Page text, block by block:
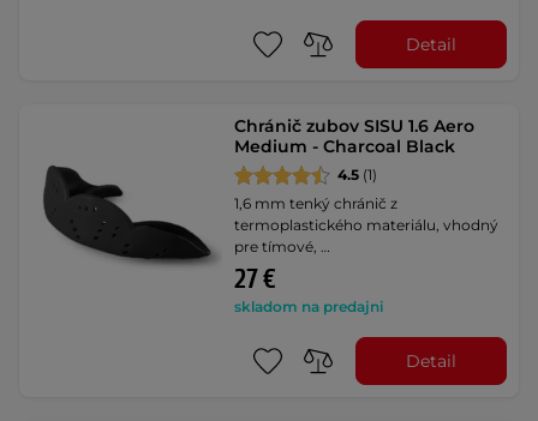
Detail
Chránič zubov SISU 1.6 Aero
Medium - Charcoal Black
4.5 (1)
1,6 mm tenký chránič z
termoplastického materiálu, vhodný
pre tímové, …
27 €
skladom na predajni
Detail